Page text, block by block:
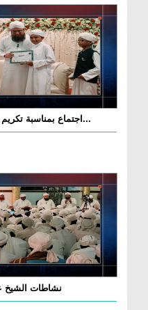
اجتماع بمناسبة تكريم طلاب مدرسة المدينة وجامعة ال...
نشاطات الشيخ